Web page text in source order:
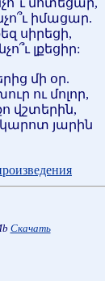
մոտեցար,
իմացար.
սիրեցի,
լքեցիր:
մի օր.
ու մոլոր,
վշտերին,
յարին
Скачать